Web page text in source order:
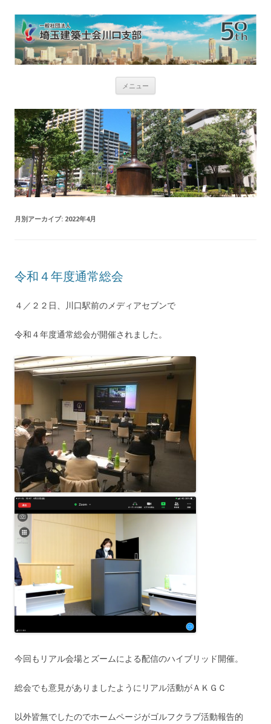
メニュー
ン
ツ
へ
ス
キ
ッ
プ
月別アーカイブ: 2022年4月
令和４年度通常総会
４／２２日、川口駅前のメディアセブンで
令和４年度通常総会が開催されました。
今回もリアル会場とズームによる配信のハイブリッド開催。
総会でも意見がありましたようにリアル活動がＡＫＧＣ
以外皆無でしたのでホームページがゴルフクラブ活動報告的